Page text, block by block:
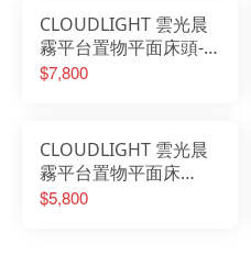
CLOUDLIGHT 雲光晨
霧平台置物平面床頭-6
尺
$7,800
CLOUDLIGHT 雲光晨
霧平台置物平面床
頭-3.5尺
$5,800